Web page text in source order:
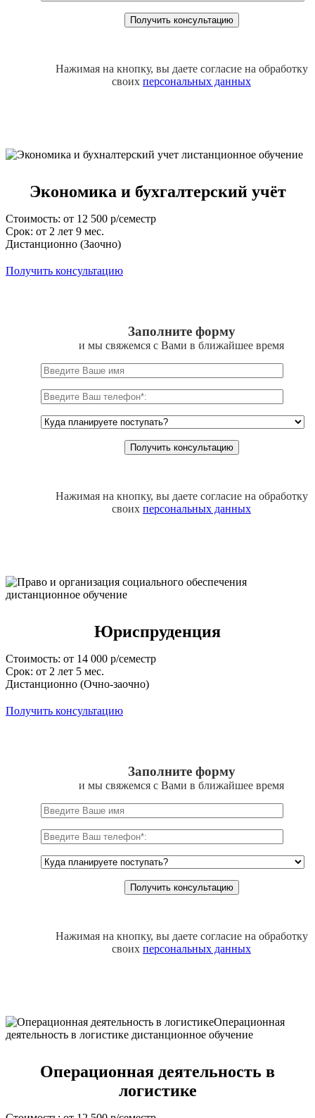
Нажимая на кнопку, вы даете согласие на обработку
своих персональных данных
Экономика и бухгалтерский учёт
Стоимость: от 12 500 р/семестр
Срок: от 2 лет 9 мес.
Дистанционно (Заочно)
Получить консультацию
Заполните форму
и мы свяжемся с Вами в ближайшее время
Нажимая на кнопку, вы даете согласие на обработку
своих персональных данных
Юриспруденция
Стоимость: от 14 000 р/семестр
Срок: от 2 лет 5 мес.
Дистанционно (Очно-заочно)
Получить консультацию
Заполните форму
и мы свяжемся с Вами в ближайшее время
Нажимая на кнопку, вы даете согласие на обработку
своих персональных данных
Операционная деятельность в
логистике